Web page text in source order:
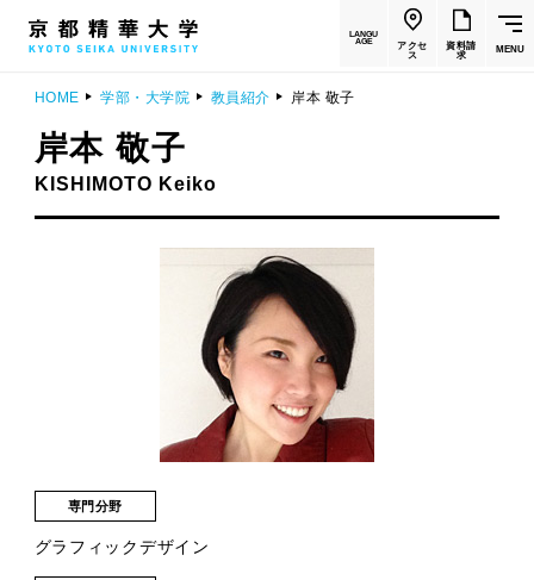
LANGU
AGE
アクセ
ス
資料請
求
MENU
HOME 学部・大学院 教員紹介 岸本 敬子
岸本 敬子
KISHIMOTO Keiko
専門分野
グラフィックデザイン